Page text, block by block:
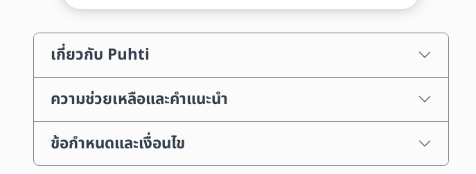
เกี่ยวกับ Puhti
ความช่วยเหลือและคำแนะนำ
ข้อกำหนดและเงื่อนไข